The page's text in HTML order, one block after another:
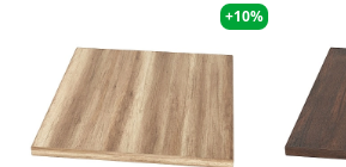
+10%